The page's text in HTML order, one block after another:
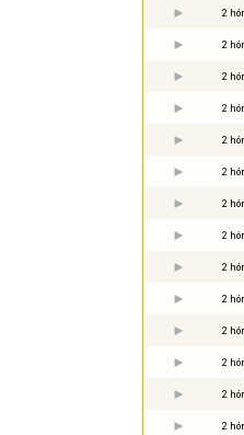
2
2
2
2
2
2
2
2
2
2
2
2
2
2